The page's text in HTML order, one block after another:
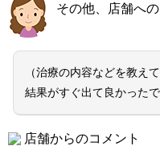
その他、店舗へ
（治療の内容などを教え
結果がすぐ出て良かったで
店舗からのコメント